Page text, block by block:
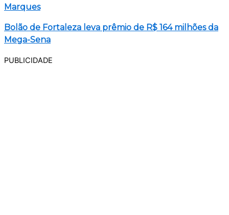
Marques
Bolão de Fortaleza leva prêmio de R$ 164 milhões da
Mega-Sena
PUBLICIDADE